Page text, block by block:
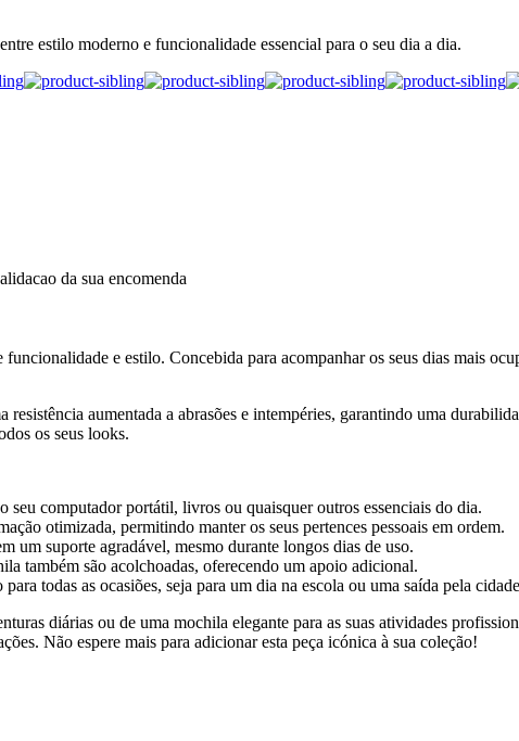
estilo moderno e funcionalidade essencial para o seu dia a dia.
da sua encomenda
e estilo. Concebida para acompanhar os seus dias mais
aumentada a abrasões e intempéries, garantindo uma
os seus looks.
seu computador portátil, livros ou quaisquer outros essenciais do dia.
otimizada, permitindo manter os seus pertences pessoais em ordem.
um suporte agradável, mesmo durante longos dias de uso.
também são acolchoadas, oferecendo um apoio adicional.
todas as ocasiões, seja para um dia na escola ou uma saída pela
diárias ou de uma mochila elegante para as suas atividades
Não espere mais para adicionar esta peça icónica à sua coleção!